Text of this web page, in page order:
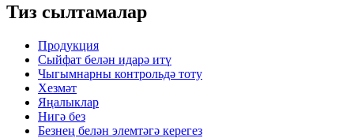
Тиз сылтамалар
Продукция
Сыйфат белән идарә итү
Чыгымнарны контрольдә тоту
Хезмәт
Яңалыклар
Нигә без
Безнең белән элемтәгә керегез